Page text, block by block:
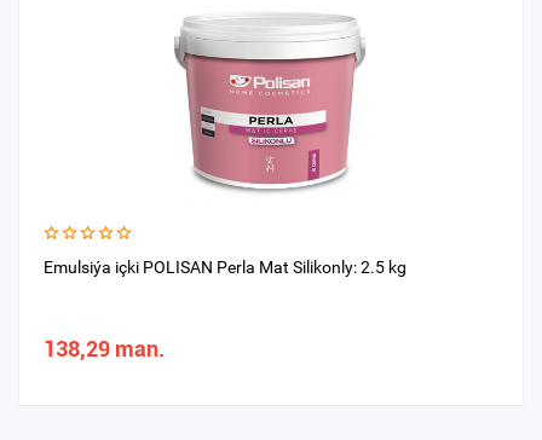
Emulsiýa içki POLISAN Perla Mat Silikonly: 2.5 kg
138,29 man.